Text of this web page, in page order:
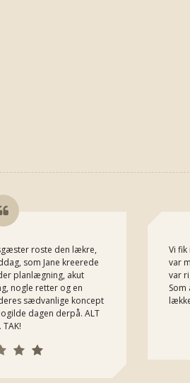
roste den lækre,
som Jane kreerede
planlægning, akut
nogle retter og en
sædvanlige koncept
dagen derpå. ALT
Vi
var
var